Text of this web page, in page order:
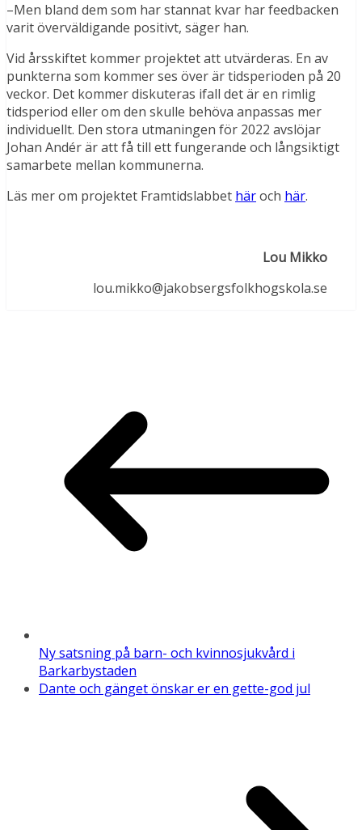
–Men bland dem som har stannat kvar har feedbacken
varit överväldigande positivt, säger han.
Vid årsskiftet kommer projektet att utvärderas. En av
punkterna som kommer ses över är tidsperioden på 20
veckor. Det kommer diskuteras ifall det är en rimlig
tidsperiod eller om den skulle behöva anpassas mer
individuellt. Den stora utmaningen för 2022 avslöjar
Johan Andér är att få till ett fungerande och långsiktigt
samarbete mellan kommunerna.
Läs mer om projektet Framtidslabbet häroch här.
Lou Mikko
lou.mikko@jakobsergsfolkhogskola.se
Ny satsning på barn- och kvinnosjukvård i
Barkarbystaden
Dante och gänget önskar er en gette-god jul